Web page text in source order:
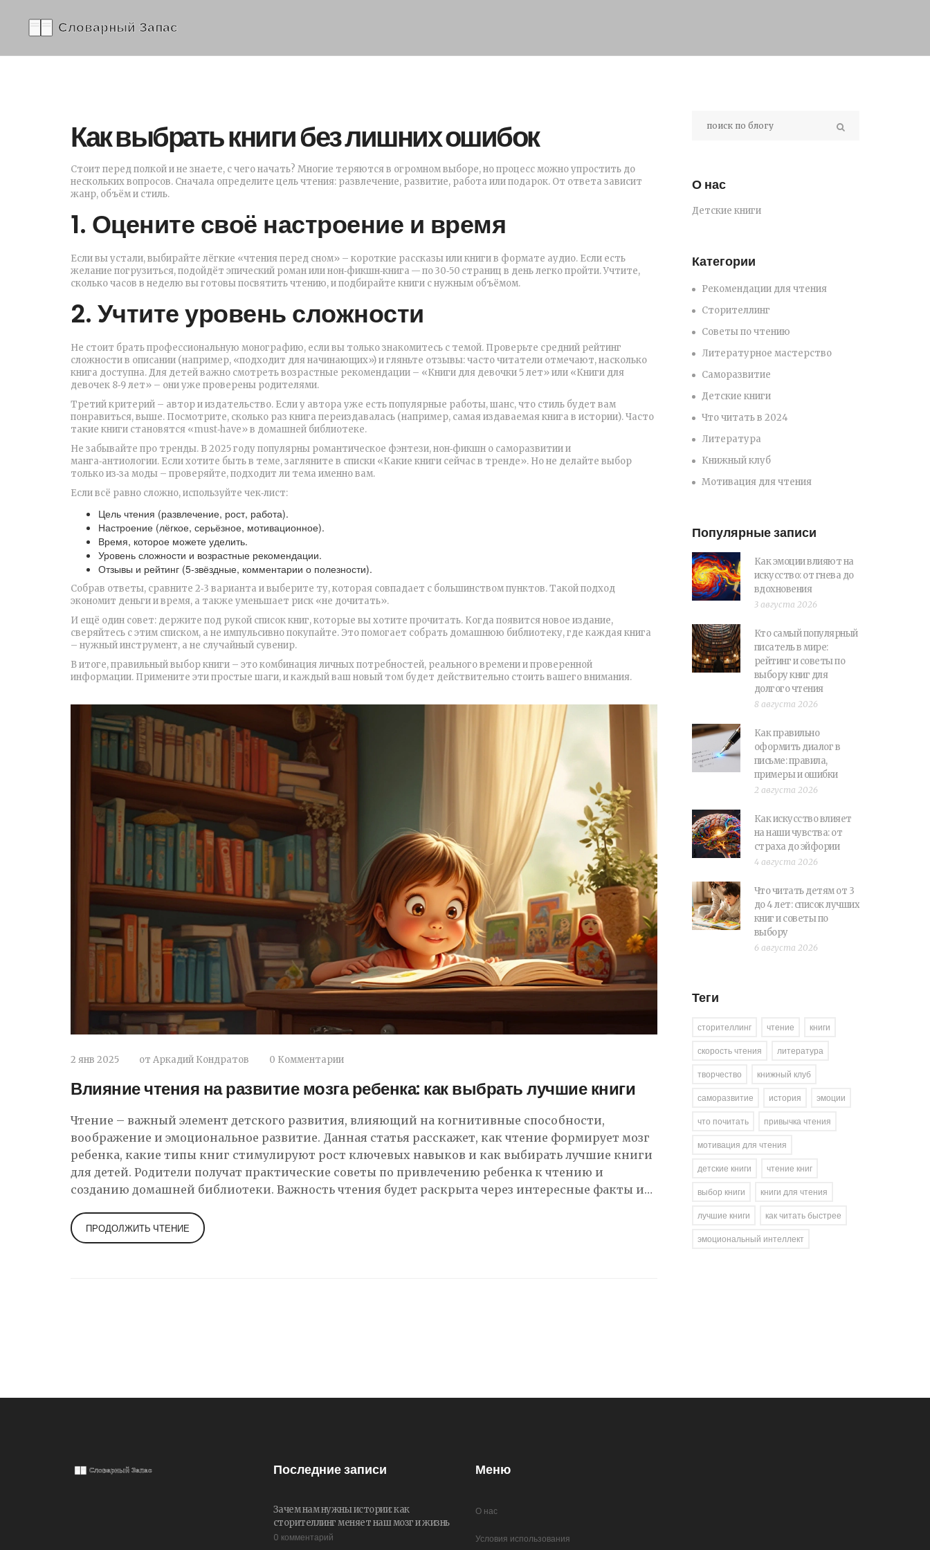
Как выбрать книги без лишних ошибок
Стоит перед полкой и не знаете, с чего начать? Многие теряются в огромном выборе, но процесс можно упростить до
нескольких вопросов. Сначала определите цель чтения: развлечение, развитие, работа или подарок. От ответа зависит
жанр, объём и стиль.
1. Оцените своё настроение и время
Если вы устали, выбирайте лёгкие «чтения перед сном» – короткие рассказы или книги в формате аудио. Если есть
желание погрузиться, подойдёт эпический роман или нон‑фикшн‑книга — по 30‑50 страниц в день легко пройти. Учтите,
сколько часов в неделю вы готовы посвятить чтению, и подбирайте книги с нужным объёмом.
2. Учтите уровень сложности
Не стоит брать профессиональную монографию, если вы только знакомитесь с темой. Проверьте средний рейтинг
сложности в описании (например, «подходит для начинающих») и гляньте отзывы: часто читатели отмечают, насколько
книга доступна. Для детей важно смотреть возрастные рекомендации – «Книги для девочки 5 лет» или «Книги для
девочек 8‑9 лет» – они уже проверены родителями.
Третий критерий – автор и издательство. Если у автора уже есть популярные работы, шанс, что стиль будет вам
понравиться, выше. Посмотрите, сколько раз книга переиздавалась (например, самая издаваемая книга в истории). Часто
такие книги становятся «must‑have» в домашней библиотеке.
Не забывайте про тренды. В 2025 году популярны романтическое фэнтези, нон‑фикшн о саморазвитии и
манга‑антиологии. Если хотите быть в теме, загляните в списки «Какие книги сейчас в тренде». Но не делайте выбор
только из‑за моды – проверяйте, подходит ли тема именно вам.
Если всё равно сложно, используйте чек‑лист:
Цель чтения (развлечение, рост, работа).
Настроение (лёгкое, серьёзное, мотивационное).
Время, которое можете уделить.
Уровень сложности и возрастные рекомендации.
Отзывы и рейтинг (5‑звёздные, комментарии о полезности).
Собрав ответы, сравните 2‑3 варианта и выберите ту, которая совпадает с большинством пунктов. Такой подход
экономит деньги и время, а также уменьшает риск «не дочитать».
И ещё один совет: держите под рукой список книг, которые вы хотите прочитать. Когда появится новое издание,
сверяйтесь с этим списком, а не импульсивно покупайте. Это помогает собрать домашнюю библиотеку, где каждая книга
– нужный инструмент, а не случайный сувенир.
В итоге, правильный выбор книги – это комбинация личных потребностей, реального времени и проверенной
информации. Примените эти простые шаги, и каждый ваш новый том будет действительно стоить вашего внимания.
2 янв 2025 от Аркадий Кондратов 0 Комментарии
Влияние чтения на развитие мозга ребенка: как выбрать лучшие книги
Чтение – важный элемент детского развития, влияющий на когнитивные способности,
воображение и эмоциональное развитие. Данная статья расскажет, как чтение формирует мозг
ребенка, какие типы книг стимулируют рост ключевых навыков и как выбирать лучшие книги
для детей. Родители получат практические советы по привлечению ребенка к чтению и
созданию домашней библиотеки. Важность чтения будет раскрыта через интересные факты и
ПРОДОЛЖИТЬ ЧТЕНИЕ
О нас
Детские книги
Категории
Рекомендации для чтения
Сторителлинг
Советы по чтению
Литературное мастерство
Саморазвитие
Детские книги
Что читать в 2024
Литература
Книжный клуб
Мотивация для чтения
Популярные записи
Как эмоции влияют на
искусство: от гнева до
вдохновения
3 августа 2026
Кто самый популярный
писатель в мире:
рейтинг и советы по
выбору книг для
долгого чтения
8 августа 2026
Как правильно
оформить диалог в
письме: правила,
примеры и ошибки
2 августа 2026
Как искусство влияет
на наши чувства: от
страха до эйфории
4 августа 2026
Что читать детям от 3
до 4 лет: список лучших
книг и советы по
выбору
6 августа 2026
Теги
сторителлинг чтение
книги
скорость чтения
литература
творчество
книжный клуб
саморазвитие
история
эмоции
что почитать
привычка чтения
мотивация для чтения
детские книги
чтение книг
выбор книги
книги для чтения
лучшие книги
как читать быстрее
эмоциональный интеллект
Последние записи
Зачем нам нужны истории: как
сторителлинг меняет наш мозг и жизнь
0 комментарий
Меню
О нас
Условия использования